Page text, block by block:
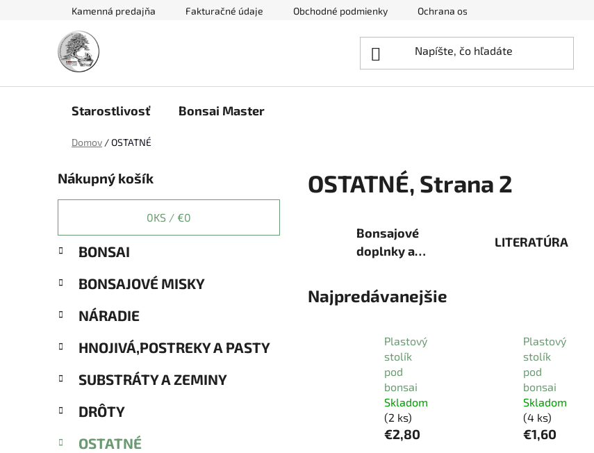
Kamenná predajňa Fakturačné údaje Obchodné podmienky Ochrana osobných údajov
Starostlivosť Bonsai Master
Domov /OSTATNÉ
o
č
ý
p
n
e
Nákupný košík
0KS / €0
kategórie
a
e
ó
i
BONSAI
BONSAJOVÉ MISKY
NÁRADIE
HNOJIVÁ,POSTREKY A PASTY
SUBSTRÁTY A ZEMINY
DRÔTY
OSTATNÉ
OSTATNÉ, Strana 2
Bonsajové
doplnky a
LITERATÚRA
Najpredávanejšie
Plastový
stolík
pod
bonsai
Skladom
(2 ks)
€2,80
Plastový
stolík
pod
bonsai
Skladom
(4 ks)
€1,60